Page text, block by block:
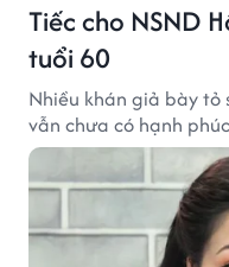
Tiếc cho NSND
tuổi 60
Nhiều khán giả bày tỏ
vẫn chưa có hạnh